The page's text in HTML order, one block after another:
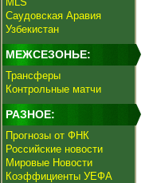
Саудовская Аравия
Узбекистан
МЕЖСЕЗОНЬЕ:
Трансферы
Контрольные матчи
РАЗНОЕ:
Прогнозы от ФНК
Российские новости
Мировые Новости
Коэффициенты УЕФА